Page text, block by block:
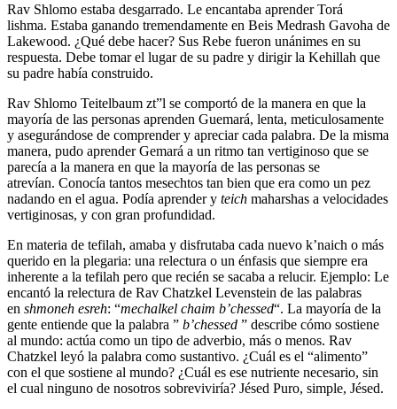
Rav Shlomo estaba desgarrado. Le encantaba aprender Torá
lishma. Estaba ganando tremendamente en Beis Medrash Gavoha de
Lakewood. ¿Qué debe hacer? Sus Rebe fueron unánimes en su
respuesta. Debe tomar el lugar de su padre y dirigir la Kehillah que
su padre había construido.
Rav Shlomo Teitelbaum zt”l se comportó de la manera en que la
mayoría de las personas aprenden Guemará, lenta, meticulosamente
y asegurándose de comprender y apreciar cada palabra. De la misma
manera, pudo aprender Gemará a un ritmo tan vertiginoso que se
parecía a la manera en que la mayoría de las personas se
atrevían. Conocía tantos mesechtos tan bien que era como un pez
nadando en el agua. Podía aprender y teich maharshas a velocidades
vertiginosas, y con gran profundidad.
En materia de tefilah, amaba y disfrutaba cada nuevo k’naich o más
querido en la plegaria: una relectura o un énfasis que siempre era
inherente a la tefilah pero que recién se sacaba a relucir. Ejemplo: Le
encantó la relectura de Rav Chatzkel Levenstein de las palabras
en shmoneh esreh: “mechalkel chaim b’chessed“. La mayoría de la
gente entiende que la palabra ” b’chessed ” describe cómo sostiene
al mundo: actúa como un tipo de adverbio, más o menos. Rav
Chatzkel leyó la palabra como sustantivo. ¿Cuál es el “alimento”
con el que sostiene al mundo? ¿Cuál es ese nutriente necesario, sin
el cual ninguno de nosotros sobreviviría? Jésed Puro, simple, Jésed.